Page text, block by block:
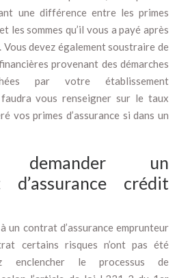
une différence entre les primes
les sommes qu’il vous a payé après
Vous devez également soustraire de
provenant des démarches
par votre établissement
vous renseigner sur le taux
vos primes d’assurance si dans un
un
d’assurance crédit
un contrat d’assurance emprunteur
certains risques n’ont pas été
enclencher le processus de